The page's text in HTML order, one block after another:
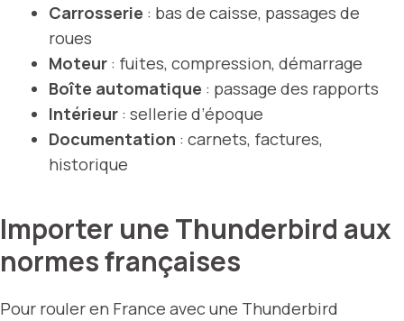
Carrosserie : bas de caisse, passages de
roues
Moteur : fuites, compression, démarrage
Boîte automatique : passage des rapports
Intérieur : sellerie d’époque
Documentation : carnets, factures,
historique
Importer une Thunderbird aux
normes françaises
Pour rouler en France avec une Thunderbird